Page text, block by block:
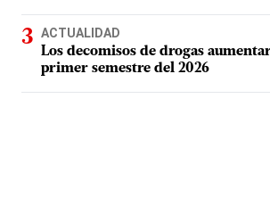
ACTUALIDAD
Los decomisos de drogas
primer semestre del 2026